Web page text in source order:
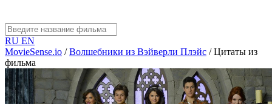
RU EN
MovieSense.io / Волшебники из Вэйверли Плэйс / Цитаты из
фильма